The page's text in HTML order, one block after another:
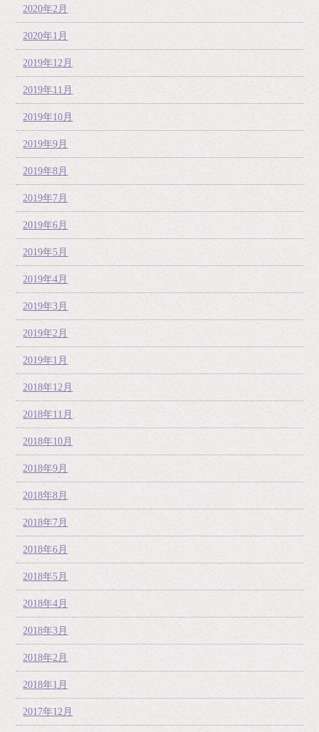
2020年2月
2020年1月
2019年12月
2019年11月
2019年10月
2019年9月
2019年8月
2019年7月
2019年6月
2019年5月
2019年4月
2019年3月
2019年2月
2019年1月
2018年12月
2018年11月
2018年10月
2018年9月
2018年8月
2018年7月
2018年6月
2018年5月
2018年4月
2018年3月
2018年2月
2018年1月
2017年12月